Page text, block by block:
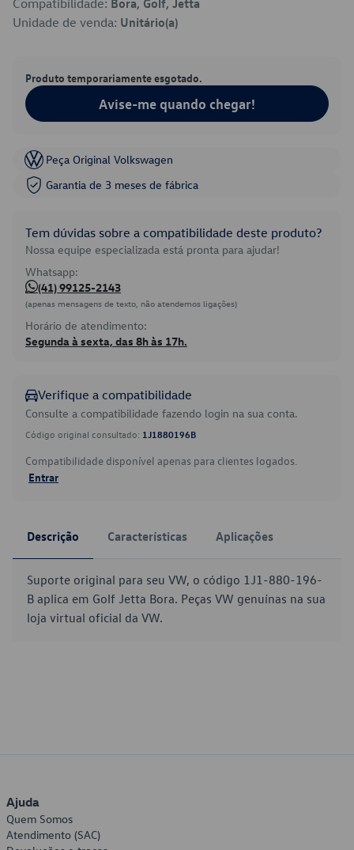
Compatibilidade: Bora, Golf, Jetta
Unidade de venda: Unitário(a)
Produto temporariamente esgotado.
Avise-me quando chegar!
Peça Original Volkswagen
Garantia de 3 meses de fábrica
Tem dúvidas sobre a compatibilidade deste produto?
Nossa equipe especializada está pronta para ajudar!
Whatsapp:
(41) 99125-2143
(apenas mensagens de texto, não atendemos ligações)
Horário de atendimento:
Segunda à sexta, das 8h às 17h.
Verifique a compatibilidade
Consulte a compatibilidade fazendo login na sua conta.
Código original consultado: 1J1880196B
Compatibilidade disponível apenas para clientes logados.
Entrar
Descrição Características Aplicações
Suporte original para seu VW, o código 1J1-880-196-
B aplica em Golf Jetta Bora. Peças VW genuínas na sua
loja virtual oficial da VW.
Ajuda
Quem Somos
Atendimento (SAC)